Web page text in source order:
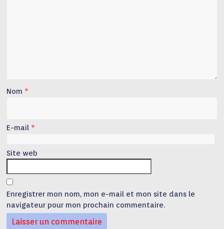
Nom *
E-mail *
Site web
Enregistrer mon nom, mon e-mail et mon site dans le
navigateur pour mon prochain commentaire.